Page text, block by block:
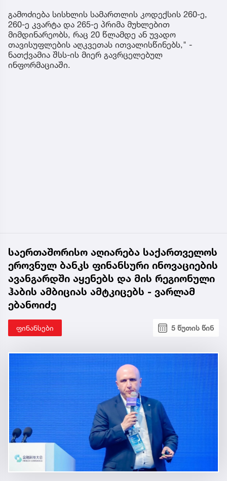
გამოძიება სისხლის სამართლის კოდექსის 260-ე,
260-ე კვარტა და 265-ე პრიმა მუხლებით
მიმდინარეობს, რაც 20 წლამდე ან უვადო
თავისუფლების აღკვეთას ითვალისწინებს," -
ნათქვამია შსს-ის მიერ გავრცელებულ
ინფორმაციაში.
საერთაშორისო აღიარება საქართველოს
ეროვნულ ბანკს ფინანსური ინოვაციების
ავანგარდში აყენებს და მის რეგიონული
ჰაბის ამბიციას ამტკიცებს - ვარლამ
ებანოიძე
ფინანსები 5 წუთის წინ